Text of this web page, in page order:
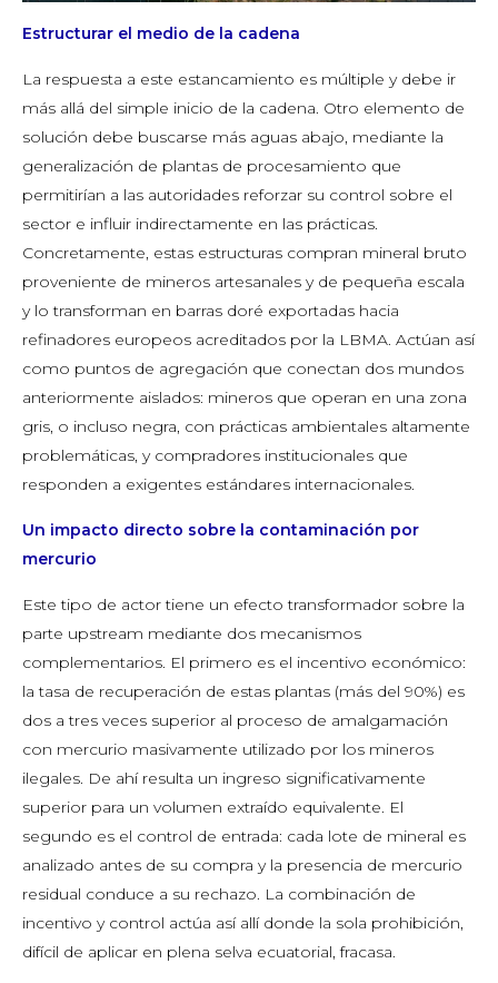
Estructurar el medio de la cadena
La respuesta a este estancamiento es múltiple y debe ir
más allá del simple inicio de la cadena. Otro elemento de
solución debe buscarse más aguas abajo, mediante la
generalización de plantas de procesamiento que
permitirían a las autoridades reforzar su control sobre el
sector e influir indirectamente en las prácticas.
Concretamente, estas estructuras compran mineral bruto
proveniente de mineros artesanales y de pequeña escala
y lo transforman en barras doré exportadas hacia
refinadores europeos acreditados por la LBMA. Actúan así
como puntos de agregación que conectan dos mundos
anteriormente aislados: mineros que operan en una zona
gris, o incluso negra, con prácticas ambientales altamente
problemáticas, y compradores institucionales que
responden a exigentes estándares internacionales.
Un impacto directo sobre la contaminación por
mercurio
Este tipo de actor tiene un efecto transformador sobre la
parte upstream mediante dos mecanismos
complementarios. El primero es el incentivo económico:
la tasa de recuperación de estas plantas (más del 90%) es
dos a tres veces superior al proceso de amalgamación
con mercurio masivamente utilizado por los mineros
ilegales. De ahí resulta un ingreso significativamente
superior para un volumen extraído equivalente. El
segundo es el control de entrada: cada lote de mineral es
analizado antes de su compra y la presencia de mercurio
residual conduce a su rechazo. La combinación de
incentivo y control actúa así allí donde la sola prohibición,
difícil de aplicar en plena selva ecuatorial, fracasa.